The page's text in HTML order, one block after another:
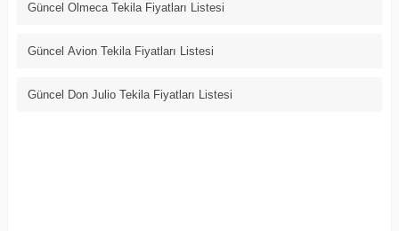
Güncel Olmeca Tekila Fiyatları Listesi
Güncel Avion Tekila Fiyatları Listesi
Güncel Don Julio Tekila Fiyatları Listesi